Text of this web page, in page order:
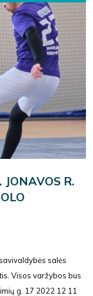
R.
salės
Visos varžybos bus
g. 17 2022 12 11